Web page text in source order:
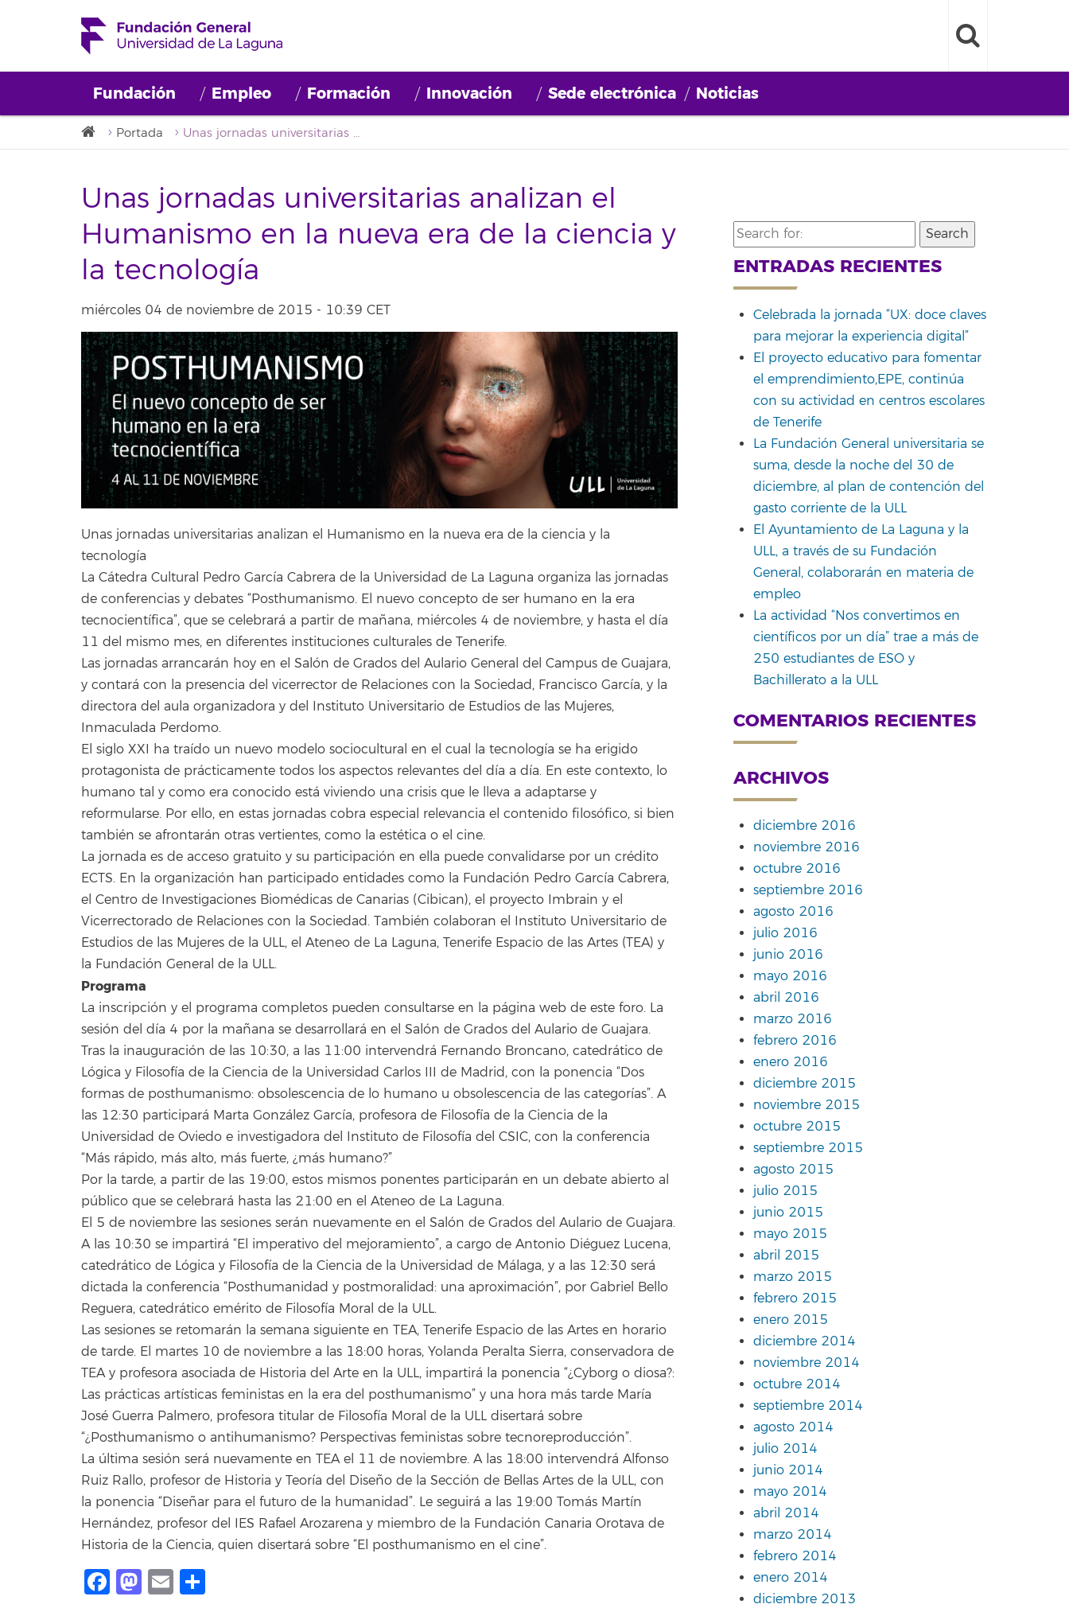
Fundación Empleo Formación Innovación Sede electrónica Noticias
Portada Unas jornadas universitarias analizan el Humanismo en la nueva era de la ciencia y la tecnología
Unas jornadas universitarias analizan el
Humanismo en la nueva era de la ciencia y
la tecnología
miércoles 04 de noviembre de 2015 - 10:39 CET
Unas jornadas universitarias analizan el Humanismo en la nueva era de la ciencia y la
tecnología
La Cátedra Cultural Pedro García Cabrera de la Universidad de La Laguna organiza las jornadas
de conferencias y debates “Posthumanismo. El nuevo concepto de ser humano en la era
tecnocientífica”, que se celebrará a partir de mañana, miércoles 4 de noviembre, y hasta el día
11 del mismo mes, en diferentes instituciones culturales de Tenerife.
Las jornadas arrancarán hoy en el Salón de Grados del Aulario General del Campus de Guajara,
y contará con la presencia del vicerrector de Relaciones con la Sociedad, Francisco García, y la
directora del aula organizadora y del Instituto Universitario de Estudios de las Mujeres,
Inmaculada Perdomo.
El siglo XXI ha traído un nuevo modelo sociocultural en el cual la tecnología se ha erigido
protagonista de prácticamente todos los aspectos relevantes del día a día. En este contexto, lo
humano tal y como era conocido está viviendo una crisis que le lleva a adaptarse y
reformularse. Por ello, en estas jornadas cobra especial relevancia el contenido filosófico, si bien
también se afrontarán otras vertientes, como la estética o el cine.
La jornada es de acceso gratuito y su participación en ella puede convalidarse por un crédito
ECTS. En la organización han participado entidades como la Fundación Pedro García Cabrera,
el Centro de Investigaciones Biomédicas de Canarias (Cibican), el proyecto Imbrain y el
Vicerrectorado de Relaciones con la Sociedad. También colaboran el Instituto Universitario de
Estudios de las Mujeres de la ULL, el Ateneo de La Laguna, Tenerife Espacio de las Artes (TEA) y
la Fundación General de la ULL.
Programa
La inscripción y el programa completos pueden consultarse en la página web de este foro. La
sesión del día 4 por la mañana se desarrollará en el Salón de Grados del Aulario de Guajara.
Tras la inauguración de las 10:30, a las 11:00 intervendrá Fernando Broncano, catedrático de
Lógica y Filosofía de la Ciencia de la Universidad Carlos III de Madrid, con la ponencia “Dos
formas de posthumanismo: obsolescencia de lo humano u obsolescencia de las categorías”. A
las 12:30 participará Marta González García, profesora de Filosofía de la Ciencia de la
Universidad de Oviedo e investigadora del Instituto de Filosofía del CSIC, con la conferencia
“Más rápido, más alto, más fuerte, ¿más humano?”
Por la tarde, a partir de las 19:00, estos mismos ponentes participarán en un debate abierto al
público que se celebrará hasta las 21:00 en el Ateneo de La Laguna.
El 5 de noviembre las sesiones serán nuevamente en el Salón de Grados del Aulario de Guajara.
A las 10:30 se impartirá “El imperativo del mejoramiento”, a cargo de Antonio Diéguez Lucena,
catedrático de Lógica y Filosofía de la Ciencia de la Universidad de Málaga, y a las 12:30 será
dictada la conferencia “Posthumanidad y postmoralidad: una aproximación”, por Gabriel Bello
Reguera, catedrático emérito de Filosofía Moral de la ULL.
Las sesiones se retomarán la semana siguiente en TEA, Tenerife Espacio de las Artes en horario
de tarde. El martes 10 de noviembre a las 18:00 horas, Yolanda Peralta Sierra, conservadora de
TEA y profesora asociada de Historia del Arte en la ULL, impartirá la ponencia “¿Cyborg o diosa?:
Las prácticas artísticas feministas en la era del posthumanismo” y una hora más tarde María
José Guerra Palmero, profesora titular de Filosofía Moral de la ULL disertará sobre
“¿Posthumanismo o antihumanismo? Perspectivas feministas sobre tecnoreproducción”.
La última sesión será nuevamente en TEA el 11 de noviembre. A las 18:00 intervendrá Alfonso
Ruiz Rallo, profesor de Historia y Teoría del Diseño de la Sección de Bellas Artes de la ULL, con
la ponencia “Diseñar para el futuro de la humanidad”. Le seguirá a las 19:00 Tomás Martín
Hernández, profesor del IES Rafael Arozarena y miembro de la Fundación Canaria Orotava de
Historia de la Ciencia, quien disertará sobre “El posthumanismo en el cine”.
Facebook
Mastodon
Email
Search
for:
ENTRADAS RECIENTES
Celebrada la jornada “UX: doce claves
para mejorar la experiencia digital”
El proyecto educativo para fomentar
el emprendimiento,EPE, continúa
con su actividad en centros escolares
de Tenerife
La Fundación General universitaria se
suma, desde la noche del 30 de
diciembre, al plan de contención del
gasto corriente de la ULL
El Ayuntamiento de La Laguna y la
ULL, a través de su Fundación
General, colaborarán en materia de
empleo
La actividad “Nos convertimos en
científicos por un día” trae a más de
250 estudiantes de ESO y
Bachillerato a la ULL
COMENTARIOS RECIENTES
ARCHIVOS
diciembre 2016
noviembre 2016
octubre 2016
septiembre 2016
agosto 2016
julio 2016
junio 2016
mayo 2016
abril 2016
marzo 2016
febrero 2016
enero 2016
diciembre 2015
noviembre 2015
octubre 2015
septiembre 2015
agosto 2015
julio 2015
junio 2015
mayo 2015
abril 2015
marzo 2015
febrero 2015
enero 2015
diciembre 2014
noviembre 2014
octubre 2014
septiembre 2014
agosto 2014
julio 2014
junio 2014
mayo 2014
abril 2014
marzo 2014
febrero 2014
enero 2014
diciembre 2013